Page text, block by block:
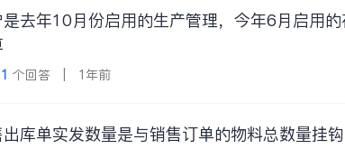
是去年10月份启用的生产管理，今年6月启用
1 个回答 | 1年前
库单实发数量是与销售订单的物料总数量挂钩